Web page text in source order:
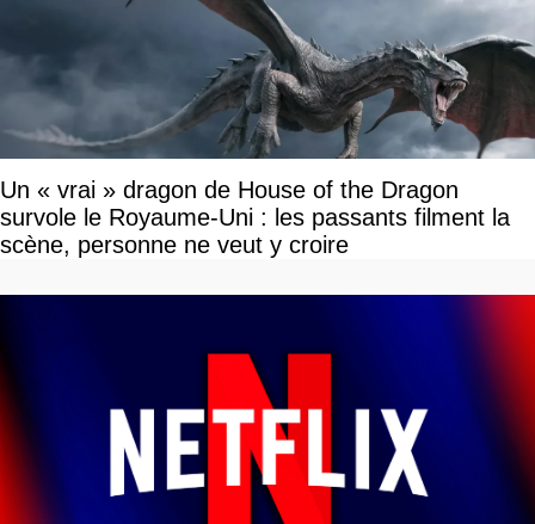
Un « vrai » dragon de House of the Dragon
survole le Royaume-Uni : les passants filment la
scène, personne ne veut y croire